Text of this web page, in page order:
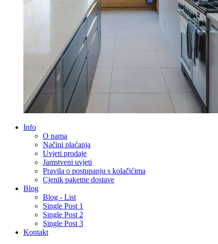
Info
O nama
Načini plaćanja
Uvjeti prodaje
Jamstveni uvjeti
Pravila o postupanju s kolačićima
Cjenik paketne dostave
Blog
Blog - List
Single Post 1
Single Post 2
Single Post 3
Kontakt